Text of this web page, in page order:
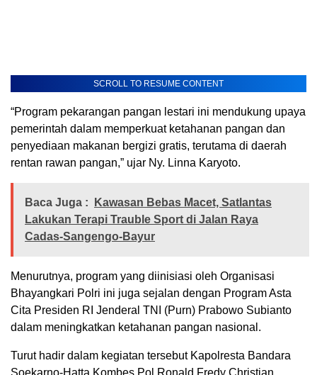
SCROLL TO RESUME CONTENT
“Program pekarangan pangan lestari ini mendukung upaya
pemerintah dalam memperkuat ketahanan pangan dan
penyediaan makanan bergizi gratis, terutama di daerah
rentan rawan pangan,” ujar Ny. Linna Karyoto.
Baca Juga :
Kawasan Bebas Macet, Satlantas
Lakukan Terapi Trauble Sport di Jalan Raya
Cadas-Sangengo-Bayur
Menurutnya, program yang diinisiasi oleh Organisasi
Bhayangkari Polri ini juga sejalan dengan Program Asta
Cita Presiden RI Jenderal TNI (Purn) Prabowo Subianto
dalam meningkatkan ketahanan pangan nasional.
Turut hadir dalam kegiatan tersebut Kapolresta Bandara